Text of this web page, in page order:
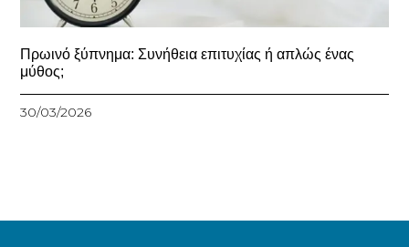
Πρωινό ξύπνημα: Συνήθεια επιτυχίας ή απλώς ένας
μύθος;
30/03/2026